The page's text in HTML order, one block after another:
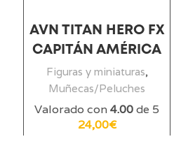
AVN TITAN HERO FX
CAPITÁN AMÉRICA
Figuras y miniaturas,
Muñecas/Peluches
Valorado con 4.00de 5
24,00€